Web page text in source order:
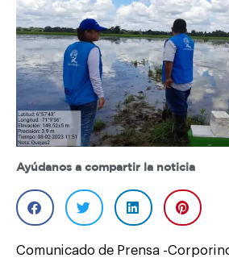
Ayúdanos a compartir la noticia
Comunicado de Prensa -